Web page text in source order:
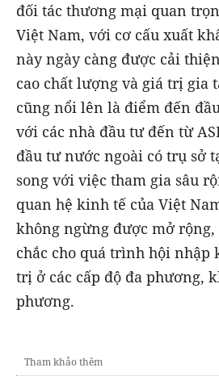
đối tác thương mại quan
Việt Nam, với cơ cấu xuất
này ngày càng được cải
cao chất lượng và giá trị gia
cũng nổi lên là điểm đến
với các nhà đầu tư đến từ
đầu tư nước ngoài có trụ sở
song với việc tham gia sâu
quan hệ kinh tế của Việt
không ngừng được mở
chắc cho quá trình hội nhập
trị ở các cấp độ đa phương,
phương.
Tham khảo thêm